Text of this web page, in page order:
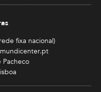
fixa nacional)
Pacheco